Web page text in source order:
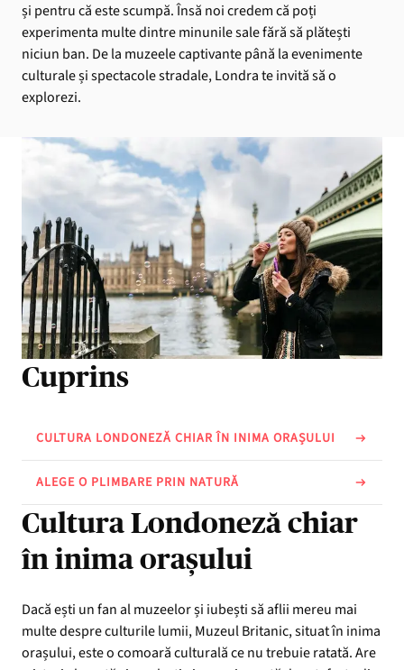
și pentru că este scumpă. Însă noi credem că poți
experimenta multe dintre minunile sale fără să plătești
niciun ban. De la muzeele captivante până la evenimente
culturale și spectacole stradale, Londra te invită să o
explorezi.
Cuprins
CULTURA LONDONEZĂ CHIAR ÎN INIMA ORAȘULUI
ALEGE O PLIMBARE PRIN NATURĂ
Cultura Londoneză chiar
în inima orașului
Dacă ești un fan al muzeelor și iubești să aflii mereu mai
multe despre culturile lumii, Muzeul Britanic, situat în inima
orașului, este o comoară culturală ce nu trebuie ratată. Are